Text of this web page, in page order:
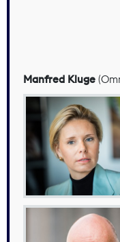
Manfred Kluge